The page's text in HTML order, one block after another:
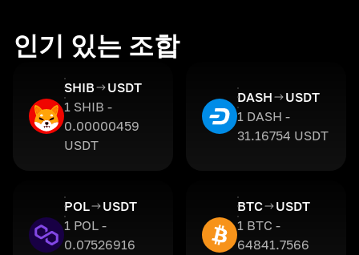
인기 있는 조합
SHIB
USDT
1 SHIB -
0.00000459
USDT
DASH
USDT
1 DASH -
31.16754 USDT
POL
USDT
1 POL -
0.07526916
BTC
USDT
1 BTC -
64841.7566